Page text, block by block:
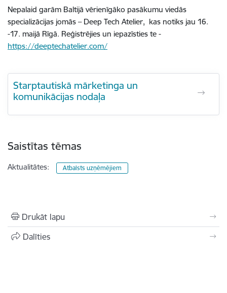
Nepalaid garām Baltijā vērienīgāko pasākumu viedās
specializācijas jomās – Deep Tech Atelier, kas notiks jau 16.
-17. maijā Rīgā. Reģistrējies un iepazīsties te -
https://deeptechatelier.com/
Starptautiskā mārketinga un
komunikācijas nodaļa
Saistītas tēmas
Aktualitātes: Atbalsts uzņēmējiem
Drukāt lapu
Dalīties